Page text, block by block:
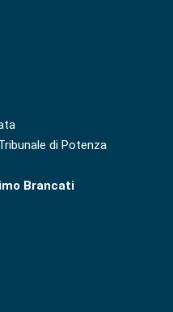
di Potenza
Brancati